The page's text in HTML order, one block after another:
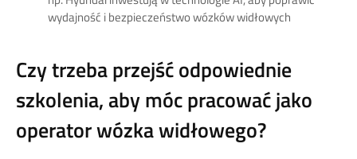
wydajność i bezpieczeństwo wózków widłowych
Czy trzeba przejść odpowiednie
szkolenia, aby móc pracować jako
operator wózka widłowego?